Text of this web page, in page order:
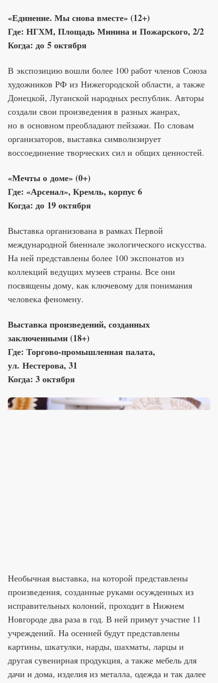
«Единение. Мы снова вместе» (12+)
Где: НГХМ, Площадь Минина и Пожарского, 2/2
Когда: до 5 октября
В экспозицию вошли более 100 работ членов Союза
художников РФ из Нижегородской области, а также
Донецкой, Луганской народных республик. Авторы
создали свои произведения в разных жанрах,
но в основном преобладают пейзажи. По словам
организаторов, выставка символизирует
воссоединение творческих сил и общих ценностей.
«Мечты о доме» (0+)
Где: «Арсенал», Кремль, корпус 6
Когда: до 19 октября
Выставка организована в рамках Первой
международной биеннале экологического искусства.
На ней представлены более 100 экспонатов из
коллекций ведущих музеев страны. Все они
посвящены дому, как ключевому для понимания
человека феномену.
Выставка произведений, созданных
заключенными (18+)
Где: Торгово-промышленная палата,
ул. Нестерова, 31
Когда: 3 октября
Необычная выставка, на которой представлены
произведения, созданные руками осужденных из
исправительных колоний, проходит в Нижнем
Новгороде два раза в год. В ней примут участие 11
учреждений. На осенней будут представлены
картины, шкатулки, нарды, шахматы, ларцы и
другая сувенирная продукция, а также мебель для
дачи и дома, изделия из металла, одежда и так далее